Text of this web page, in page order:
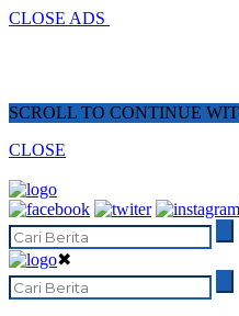
CLOSE ADS
SCROLL TO CONTINUE
CLOSE
✖